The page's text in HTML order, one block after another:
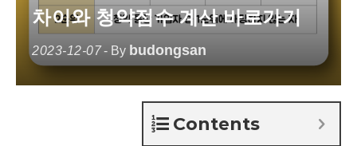
차이와 청약점수 계산 바로가기
2023-12-07- By budongsan
Contents